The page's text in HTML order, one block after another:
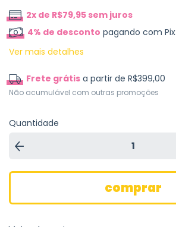
2x de R$79,95sem juros
4% de desconto pagando com Pix
Ver mais detalhes
Frete grátis a partir de R$399,00
Não acumulável com outras promoções
Quantidade